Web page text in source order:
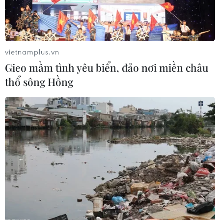
06/08/2026 05:10 06/08/2026 04:37
sạt lở trên nhiều tuyến
giao thông trước mùa mưa
bão
06/08/2026 04:34
dân không ném vật thể vào
phương tiện trên cao tốc
06/08/2026 04:24
vietnamplus.vn
Gieo mầm tình yêu biển, đảo nơi miền châu
thổ sông Hồng